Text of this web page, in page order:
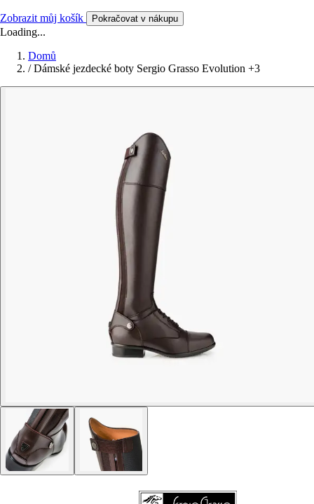
Zobrazit můj košík Pokračovat v nákupu
Loading...
Domů
/ Dámské jezdecké boty Sergio Grasso Evolution +3